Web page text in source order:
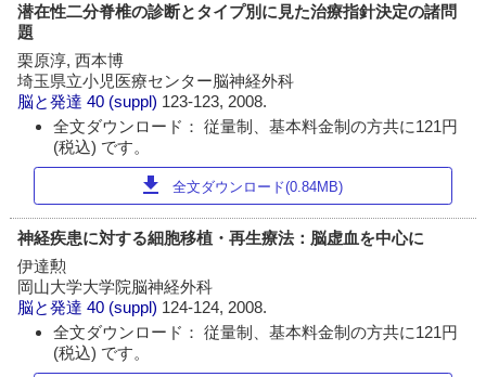
潜在性二分脊椎の診断とタイプ別に見た治療指針決定の諸問
題
栗原淳, 西本博
埼玉県立小児医療センター脳神経外科
脳と発達 40 (suppl) 123-123, 2008.
全文ダウンロード： 従量制、基本料金制の方共に121円
(税込) です。
download 全文ダウンロード(0.84MB)
神経疾患に対する細胞移植・再生療法：脳虚血を中心に
伊達勲
岡山大学大学院脳神経外科
脳と発達 40 (suppl) 124-124, 2008.
全文ダウンロード： 従量制、基本料金制の方共に121円
(税込) です。